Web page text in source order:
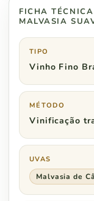
FICHA
MALVASIA
TIPO
Vinho Fino
MÉTODO
Vinificação
UVAS
Malvasia de